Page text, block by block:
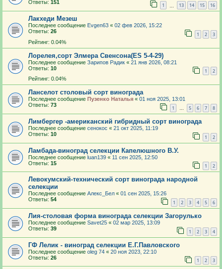
Ответы: 151 1 13 14 15 16
Лакхеди Мезеш
Последнее сообщение Evgen63 « 02 фев 2026, 15:22
Ответы: 26 1 2 3
Рейтинг: 0.04%
Лорелея,сорт Элмера Свенсона(ES 5-4-29)
Последнее сообщение Зарипов Радик « 21 янв 2026, 08:21
Ответы: 10 1 2
Рейтинг: 0.04%
Ланселот столовый сорт винограда
Последнее сообщение Пузенко Наталья « 01 ноя 2025, 13:01
Ответы: 73 1 … 5 6 7 8
Лимбергер -американский гибридный сорт винограда
Последнее сообщение сенокос « 21 окт 2025, 11:19
Ответы: 10 1 2
Ламбада-виноград селекции Капелюшного В.У.
Последнее сообщение luan139 « 11 сен 2025, 12:50
Ответы: 15 1 2
Левокумский-технический сорт винограда народной
селекции
Последнее сообщение Алекс_Бел « 01 сен 2025, 15:26
Ответы: 54 1 2 3 4 5 6
Лия-столовая форма винограда селекции Загорулько
Последнее сообщение Savet25 « 02 мар 2025, 13:09
Ответы: 39 1 2 3 4
ГФ Лелик - виноград селекции Е.Г.Павловского
Последнее сообщение oleg 74 « 20 ноя 2023, 22:10
Ответы: 26 1 2 3